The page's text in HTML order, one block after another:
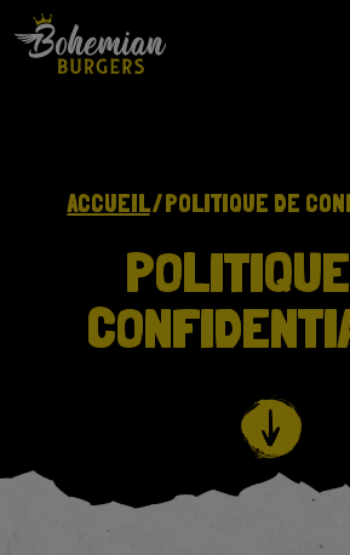
ACCUEIL POLITIQUE DE